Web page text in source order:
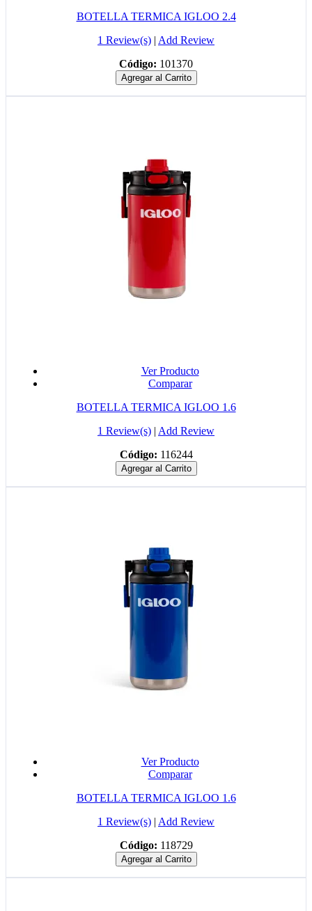
BOTELLA TERMICA IGLOO 2.4
1 Review(s) | Add Review
Código: 101370
Agregar al Carrito
Ver Producto
Comparar
BOTELLA TERMICA IGLOO 1.6
1 Review(s) | Add Review
Código: 116244
Agregar al Carrito
Ver Producto
Comparar
BOTELLA TERMICA IGLOO 1.6
1 Review(s) | Add Review
Código: 118729
Agregar al Carrito